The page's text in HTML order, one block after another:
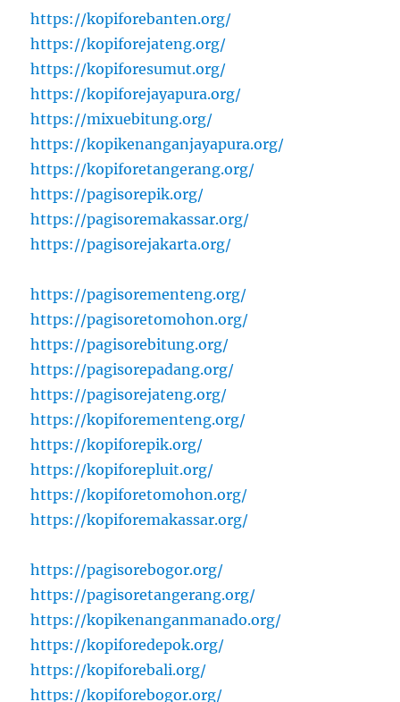
https://kopiforebanten.org/
https://kopiforejateng.org/
https://kopiforesumut.org/
https://kopiforejayapura.org/
https://mixuebitung.org/
https://kopikenanganjayapura.org/
https://kopiforetangerang.org/
https://pagisorepik.org/
https://pagisoremakassar.org/
https://pagisorejakarta.org/
https://pagisorementeng.org/
https://pagisoretomohon.org/
https://pagisorebitung.org/
https://pagisorepadang.org/
https://pagisorejateng.org/
https://kopiforementeng.org/
https://kopiforepik.org/
https://kopiforepluit.org/
https://kopiforetomohon.org/
https://kopiforemakassar.org/
https://pagisorebogor.org/
https://pagisoretangerang.org/
https://kopikenanganmanado.org/
https://kopiforedepok.org/
https://kopiforebali.org/
https://kopiforebogor.org/